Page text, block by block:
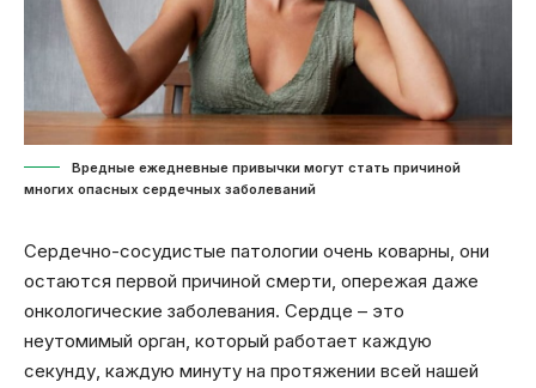
Вредные ежедневные привычки могут стать причиной
многих опасных сердечных заболеваний
Сердечно-сосудистые патологии очень коварны, они
остаются первой причиной смерти, опережая даже
онкологические заболевания. Сердце – это
неутомимый орган, который работает каждую
секунду, каждую минуту на протяжении всей нашей